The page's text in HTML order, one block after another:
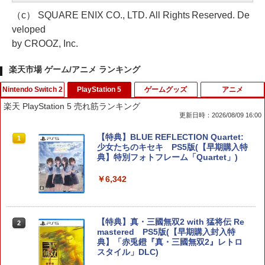
（c） SQUARE ENIX CO., LTD. All Rights Reserved. De
veloped
by CROOZ, Inc.
楽天市場 ゲーム/アニメ ランキング
Nintendo Switch 2
1
【特典】進撃の巨人3 Switch2版(【早
期購入封入特典】DLC)
2
ダービースタリオン2 【Switch2】 POT-
P-AB73A
￥8,582
PlayStation 5
楽天 PlayStation 5 売れ筋ランキング
更新日時：2026/08/09 16:00
1
【特典】BLUE REFLECTION Quartet:
少女たちのキセキ PS5版(【早期購入特
典】特別フォトフレーム「Quartet」)
￥6,342
2
【特典】真・三國無双2 with 猛将伝 Re
mastered PS5版(【早期購入封入特
典】「赤兎鐙『真・三國無双2』レトロ
スタイル」DLC)
ゲームグッズ アニメ